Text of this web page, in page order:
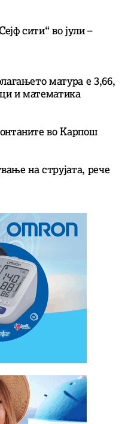
сити“ во јули –
матура е 3,66,
и математика
во Карпош
на струјата, рече